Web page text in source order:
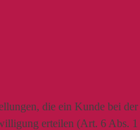
die ein Kunde bei
erteilen (Art. 6